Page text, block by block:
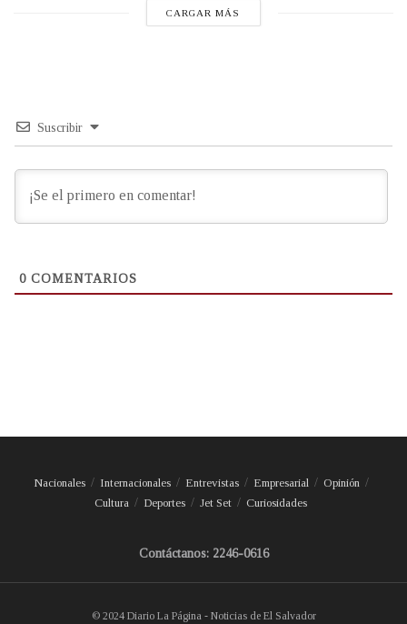
CARGAR MÁS
Suscribir
0 COMENTARIOS
Nacionales Internacionales Entrevistas Empresarial
Opinión
Cultura
Deportes Jet Set Curiosidades
Contáctanos: 2246-0616
© 2024 Diario La Página - Noticias de El Salvador